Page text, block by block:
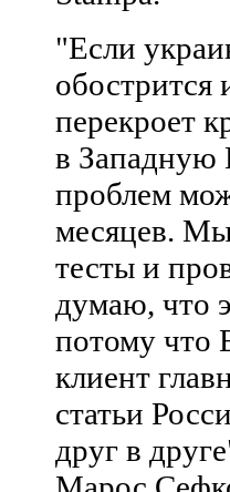
"Если
обострится
перекроет
в Западную
проблем
месяцев.
тесты и
думаю, что
потому что
клиент
статьи
друг в